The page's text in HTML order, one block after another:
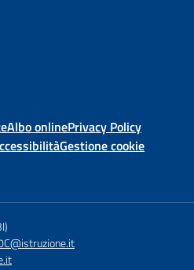
Albo onlinePrivacy Policy
Gestione cookie